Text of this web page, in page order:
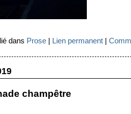
dans Prose| Lien permanent|
champêtre